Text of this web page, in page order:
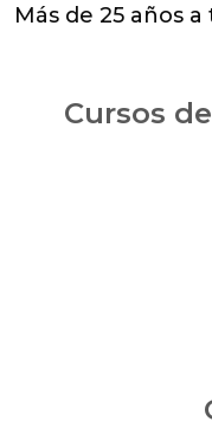
Más de 25 años
Cursos